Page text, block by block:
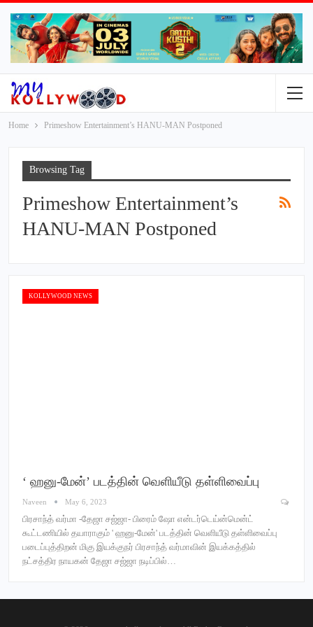
Home Primeshow Entertainment’s HANU-MAN Postponed
Browsing Tag
Primeshow Entertainment’s
HANU-MAN Postponed
KOLLYWOOD NEWS
‘ ஹனு-மேன்’ படத்தின் வெளியீடு தள்ளிவைப்பு
Naveen May 6, 2023
பிரசாந்த் வர்மா -தேஜா சஜ்ஜா- பிரைம் ஷோ என்டர்டெய்ன்மென்ட்
கூட்டணியில் தயாராகும் ' ஹனு-மேன்' படத்தின் வெளியீடு தள்ளிவைப்பு
படைப்புத்திறன் மிகு இயக்குநர் பிரசாந்த் வர்மாவின் இயக்கத்தில்
நட்சத்திர நாயகன் தேஜா சஜ்ஜா நடிப்பில்…